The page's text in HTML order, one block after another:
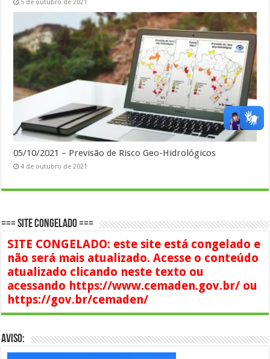
5 de outubro de 2021
05/10/2021 – Previsão de Risco Geo-Hidrológicos
4 de outubro de 2021
=== SITE CONGELADO ===
SITE CONGELADO: este site está congelado e
não será mais atualizado. Acesse o conteúdo
atualizado clicando neste texto ou
acessando https://www.cemaden.gov.br/ ou
https://gov.br/cemaden/
AVISO: